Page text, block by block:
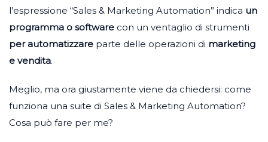
l’espressione “Sales & Marketing Automation” indica un
programma o software con un ventaglio di strumenti
per automatizzare parte delle operazioni di marketing
e vendita.
Meglio, ma ora giustamente viene da chiedersi: come
funziona una suite di Sales & Marketing Automation?
Cosa può fare per me?